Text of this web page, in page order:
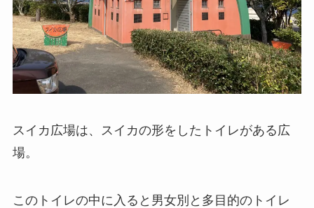
スイカ広場は、スイカの形をしたトイレがある広
場。
このトイレの中に入ると男女別と多目的のトイレ